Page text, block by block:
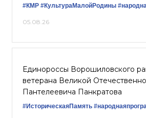
#КМР #КультураМалойРодины
05.08.26
Единороссы Ворошиловского
ветерана Великой
Пантелеевича Панкратова
#ИсторическаяПамять